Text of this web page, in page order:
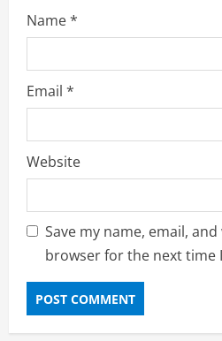
Name*
Email *
Website
Save my name, email,
browser for the next time